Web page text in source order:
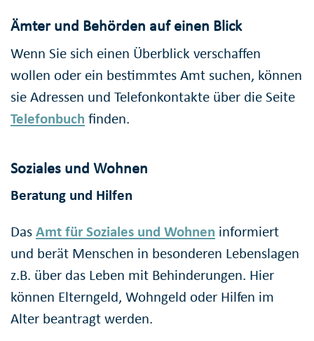
Ämter und Behörden auf einen Blick
Wenn Sie sich einen Überblick verschaffen
wollen oder ein bestimmtes Amt suchen, können
sie Adressen und Telefonkontakte über die Seite
Telefonbuch finden.
Soziales und Wohnen
Beratung und Hilfen
DasAmt für Soziales und Wohnen informiert
und berät Menschen in besonderen Lebenslagen
z.B. über das Leben mit Behinderungen. Hier
können Elterngeld, Wohngeld oder Hilfen im
Alter beantragt werden.